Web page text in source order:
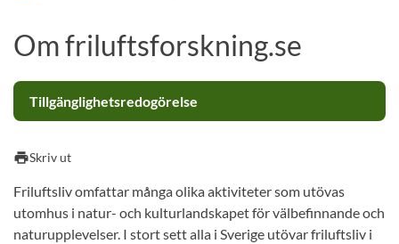
Om friluftsforskning.se
Tillgänglighetsredogörelse
printSkriv ut
Friluftsliv omfattar många olika aktiviteter som utövas
utomhus i natur- och kulturlandskapet för välbefinnande och
naturupplevelser. I stort sett alla i Sverige utövar friluftsliv i